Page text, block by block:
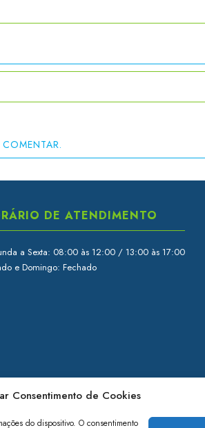
Consentimento de Cookies
do dispositivo. O consentimento
DE ATENDIMENTO
a Sexta: 08:00 às 12:00 / 13:00 às 17:00
e Domingo: Fechado